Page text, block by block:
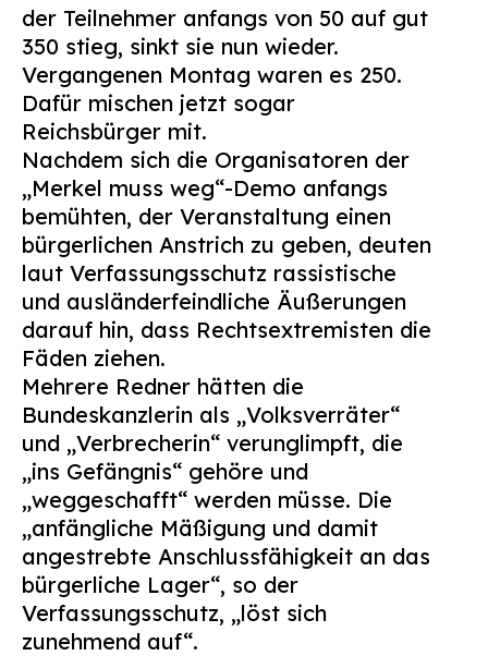
Archiv
Kontakt
Suchen
nach:
der Teilnehmer anfangs von 50 auf gut
350 stieg, sinkt sie nun wieder.
Vergangenen Montag waren es 250.
Dafür mischen jetzt sogar
Reichsbürger mit.
Nachdem sich die Organisatoren der
„Merkel muss weg“-Demo anfangs
bemühten, der Veranstaltung einen
bürgerlichen Anstrich zu geben, deuten
laut Verfassungsschutz rassistische
und ausländerfeindliche Äußerungen
darauf hin, dass Rechtsextremisten die
Fäden ziehen.
Mehrere Redner hätten die
Bundeskanzlerin als „Volksverräter“
und „Verbrecherin“ verunglimpft, die
„ins Gefängnis“ gehöre und
„weggeschafft“ werden müsse. Die
„anfängliche Mäßigung und damit
angestrebte Anschlussfähigkeit an das
bürgerliche Lager“, so der
Verfassungsschutz, „löst sich
zunehmend auf“.